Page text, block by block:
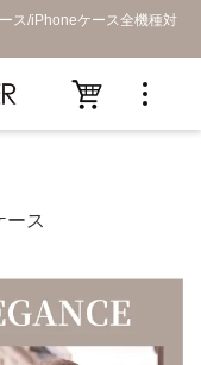
ス/iPhoneケース全機種対
ース